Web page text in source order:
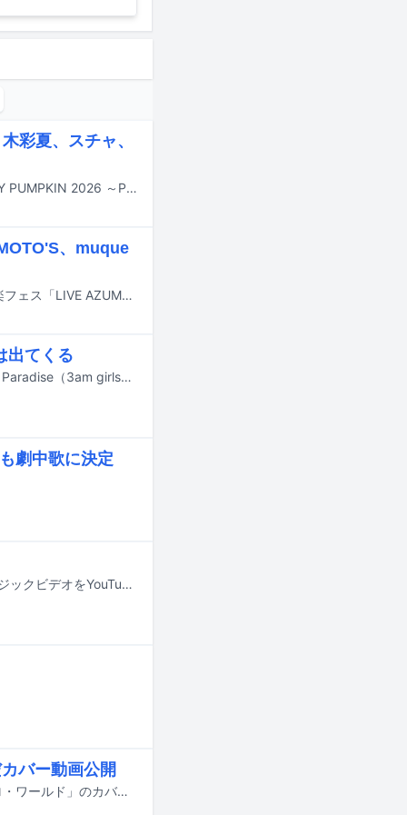
彩夏、スチャ、
10月31日に東京・サンリオピューロランドでオールナイト音楽フェス「SPOOKY PUMPKIN 2026 ～PURO ALL NIGHT HALLOWEEN PARTY～」が開催される。
、muque
10月17日と18日に福島・あづま総合運動公園およびあづま球場で開催される音楽フェス「LIVE AZUMA 2026」の出演アーティスト第5弾が発表された。
出てくる
f5veと詩羽（水曜日のカンパネラ）が参加したコラボレーション楽曲「Tropical Paradise（3am girls）feat. f5ve, 詩羽」のミュージックビデオが、7月10日にYouTubeで公開された。
劇中歌に決定
STARKIDSがニューシングル「U&ME」を本日7月8日に配信リリースし、ミュージックビデオをYouTubeで公開した。
バー動画公開
f5veのKAEDE、MIYUU、SAYAKAが、昨日7月1日にPerfumeの楽曲「エレクトロ・ワールド」のカバー動画をYouTubeで公開した。